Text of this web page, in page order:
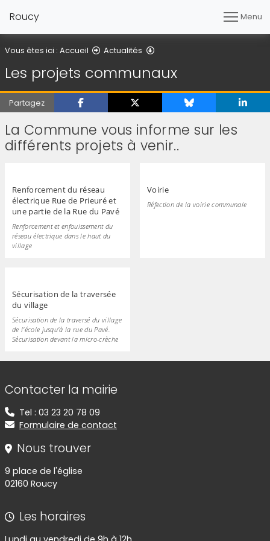
Roucy Menu
Vous êtes ici : Accueil Actualités
Les projets communaux
Partagez
La Commune vous informe sur les
différents projets à venir..
Renforcement du réseau
électrique Rue de Prieuré et
une partie de la Rue du Pavé
Renforcement et enfouissement du
réseau électrique dans le haut du
village
Voirie
Réfection de la voirie communale
Sécurisation de la traversée
du village
Sécurisation de la traversé du village
de l'école jusqu'à la rue du Pavé.
Sécurisation devant la micro-crèche
Informations de contact
Contacter la mairie
Tel : 03 23 20 78 09
Formulaire de contact
Nous trouver
9 place de l'église
02160 Roucy
Les horaires